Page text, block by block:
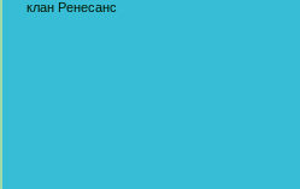
клан Ренесанс